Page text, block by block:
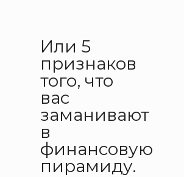
Или 5
признаков
того, что
вас
заманивают
в
финансовую
пирамиду.